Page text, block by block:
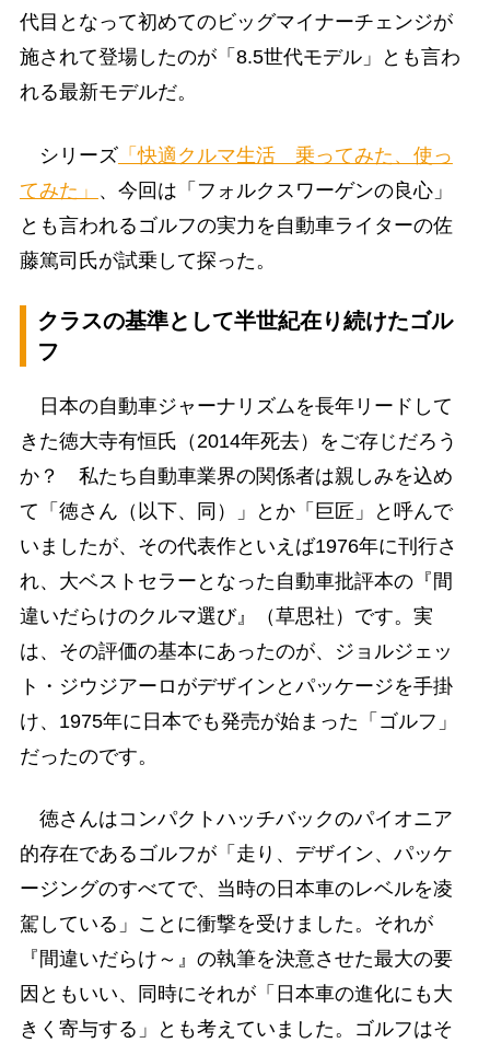
代目となって初めてのビッグマイナーチェンジが
施されて登場したのが「8.5世代モデル」とも言わ
れる最新モデルだ。
シリーズ「快適クルマ生活 乗ってみた、使っ
てみた」 、今回は「フォルクスワーゲンの良心」
とも言われるゴルフの実力を自動車ライターの佐
藤篤司氏が試乗して探った。
クラスの基準として半世紀在り続けたゴル
フ
日本の自動車ジャーナリズムを長年リードして
きた徳大寺有恒氏（2014年死去）をご存じだろう
か？ 私たち自動車業界の関係者は親しみを込め
て「徳さん（以下、同）」とか「巨匠」と呼んで
いましたが、その代表作といえば1976年に刊行さ
れ、大ベストセラーとなった自動車批評本の『間
違いだらけのクルマ選び』（草思社）です。実
は、その評価の基本にあったのが、ジョルジェッ
ト・ジウジアーロがデザインとパッケージを手掛
け、1975年に日本でも発売が始まった「ゴルフ」
だったのです。
徳さんはコンパクトハッチバックのパイオニア
的存在であるゴルフが「走り、デザイン、パッケ
ージングのすべてで、当時の日本車のレベルを凌
駕している」ことに衝撃を受けました。それが
『間違いだらけ～』の執筆を決意させた最大の要
因ともいい、同時にそれが「日本車の進化にも大
きく寄与する」とも考えていました。ゴルフはそ